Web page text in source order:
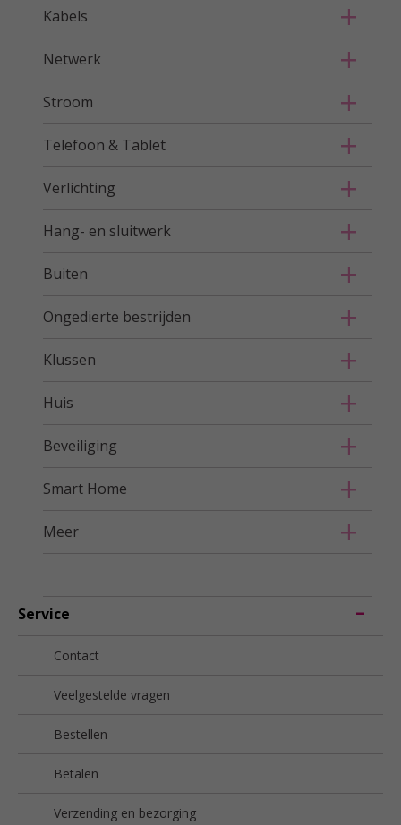
Kabels
Netwerk
Stroom
Telefoon & Tablet
Verlichting
Hang- en sluitwerk
Buiten
Ongedierte bestrijden
Klussen
Huis
Beveiliging
Smart Home
Meer
Service
Contact
Veelgestelde vragen
Bestellen
Betalen
Verzending en bezorging